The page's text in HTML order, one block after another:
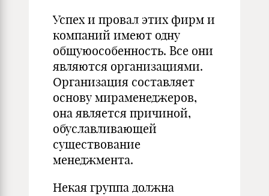
Успех и провал этих фирм и
компаний имеют одну
общуюособенность. Все они
являются организациями.
Организация составляет
основу мираменеджеров,
она является причиной,
обуславливающей
существование
менеджмента.
Некая группа должна